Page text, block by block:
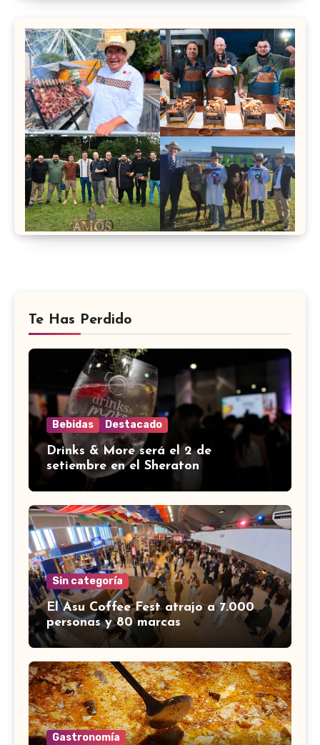
Te Has Perdido
Bebidas Destacado
Drinks & More será el 2 de
setiembre en el Sheraton
Sin categoría
El Asu Coffee Fest atrajo a 7.000
personas y 80 marcas
Gastronomía